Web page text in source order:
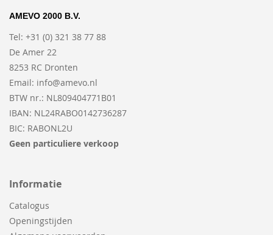
AMEVO 2000 B.V.
Tel: +31 (0) 321 38 77 88
De Amer 22
8253 RC Dronten
Email: info@amevo.nl
BTW nr.: NL809404771B01
IBAN: NL24RABO0142736287
BIC: RABONL2U
Geen particuliere verkoop
Informatie
Catalogus
Openingstijden